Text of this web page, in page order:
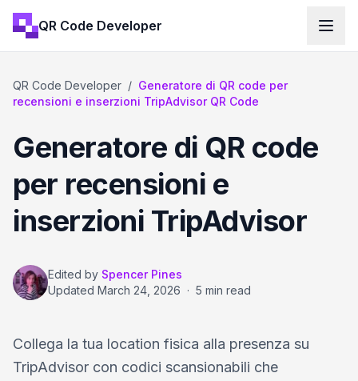
QR Code Developer
QR Code Developer / Generatore di QR code per
recensioni e inserzioni TripAdvisor QR Code
Generatore di QR code
per recensioni e
inserzioni TripAdvisor
Edited by Spencer Pines
Updated March 24, 2026 · 5 min read
Collega la tua location fisica alla presenza su
TripAdvisor con codici scansionabili che